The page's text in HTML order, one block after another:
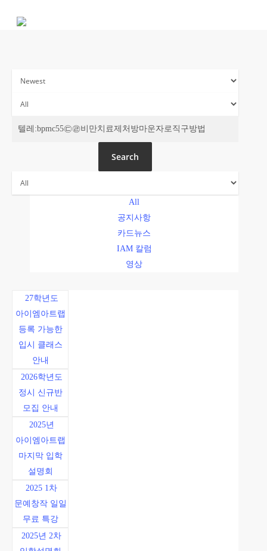
주간 IAM
Search
All
공지사항
카드뉴스
IAM 칼럼
영상
27학년도
아이엠아트랩
등록 가능한
입시 클래스
안내
2026학년도
정시 신규반
모집 안내
2025년
아이엠아트랩
마지막 입학
설명회
2025 1차
문예창작 일일
무료 특강
2025년 2차